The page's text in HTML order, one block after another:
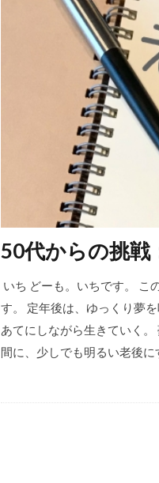
50代からの挑戦
いち どーも。いちです。 こ
す。 定年後は、ゆっくり夢
あてにしながら生きていく
間に、少しでも明るい老後